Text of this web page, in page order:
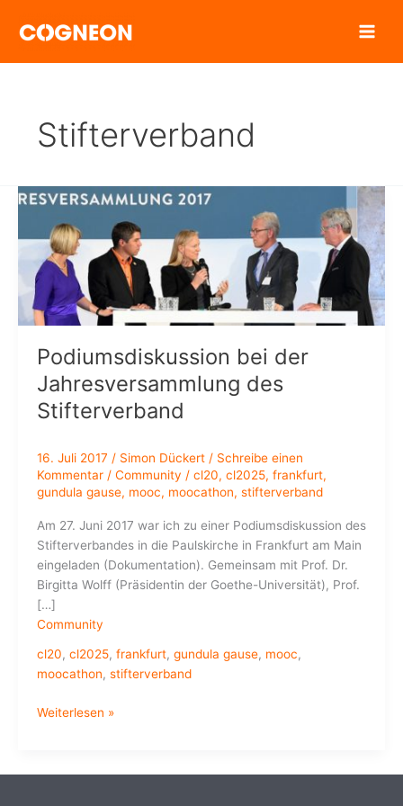
Inhalt
Stifterverband
Podiumsdiskussion bei der
Jahresversammlung des
Stifterverband
16. Juli 2017 / Simon Dückert / Schreibe einen
Kommentar / Community / cl20, cl2025, frankfurt,
gundula gause, mooc, moocathon, stifterverband
Am 27. Juni 2017 war ich zu einer Podiumsdiskussion des
Stifterverbandes in die Paulskirche in Frankfurt am Main
eingeladen (Dokumentation). Gemeinsam mit Prof. Dr.
Birgitta Wolff (Präsidentin der Goethe-Universität), Prof.
[…]
Community
cl20, cl2025, frankfurt, gundula gause, mooc,
moocathon, stifterverband
Podiumsdiskussion
Weiterlesen »